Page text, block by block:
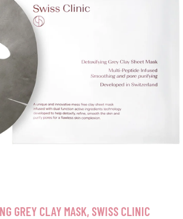
GREY CLAY MASK, SWISS CLINIC